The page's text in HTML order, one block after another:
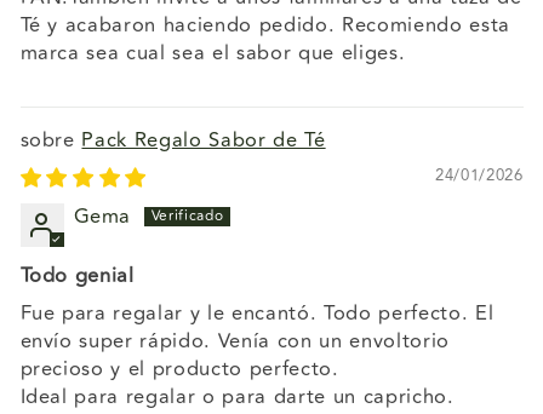
Té y acabaron haciendo pedido. Recomiendo esta
marca sea cual sea el sabor que eliges.
Pack Regalo Sabor de Té
24/01/2026
Gema
Todo genial
Fue para regalar y le encantó. Todo perfecto. El
envío super rápido. Venía con un envoltorio
precioso y el producto perfecto.
Ideal para regalar o para darte un capricho.